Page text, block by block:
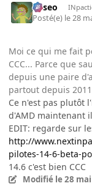
Asseo
Posté(e) le 28
Moi ce qui me fait
CCC... Parce que
depuis une paire
partout depuis
Ce n'est pas plutôt
d'AMD maintenant
EDIT: regarde sur
http://
pilotes-14-6-beta-
14.6 c'est bien CCC
Modifié le 28